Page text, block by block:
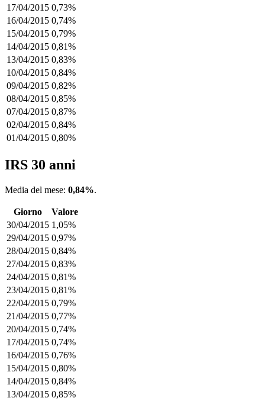
17/04/2015 0,73%
16/04/2015 0,74%
15/04/2015 0,79%
14/04/2015 0,81%
13/04/2015 0,83%
10/04/2015 0,84%
09/04/2015 0,82%
08/04/2015 0,85%
07/04/2015 0,87%
02/04/2015 0,84%
01/04/2015 0,80%
IRS 30 anni
Media del mese: 0,84%.
Giorno
Valore
30/04/2015 1,05%
29/04/2015 0,97%
28/04/2015 0,84%
27/04/2015 0,83%
24/04/2015 0,81%
23/04/2015 0,81%
22/04/2015 0,79%
21/04/2015 0,77%
20/04/2015 0,74%
17/04/2015 0,74%
16/04/2015 0,76%
15/04/2015 0,80%
14/04/2015 0,84%
13/04/2015 0,85%